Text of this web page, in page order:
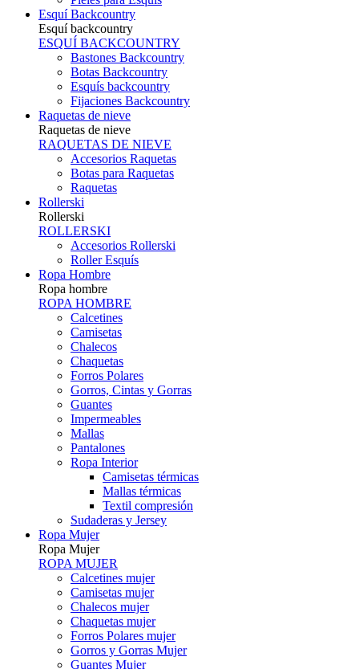
Esquí Backcountry
Esquí backcountry
ESQUÍ BACKCOUNTRY
Bastones Backcountry
Botas Backcountry
Esquís backcountry
Fijaciones Backcountry
Raquetas de nieve
Raquetas de nieve
RAQUETAS DE NIEVE
Accesorios Raquetas
Botas para Raquetas
Raquetas
Rollerski
Rollerski
ROLLERSKI
Accesorios Rollerski
Roller Esquís
Ropa Hombre
Ropa hombre
ROPA HOMBRE
Calcetines
Camisetas
Chalecos
Chaquetas
Forros Polares
Gorros, Cintas y Gorras
Guantes
Impermeables
Mallas
Pantalones
Ropa Interior
Camisetas térmicas
Mallas térmicas
Textil compresión
Sudaderas y Jersey
Ropa Mujer
Ropa Mujer
ROPA MUJER
Calcetines mujer
Camisetas mujer
Chalecos mujer
Chaquetas mujer
Forros Polares mujer
Gorros y Gorras Mujer
Guantes Mujer